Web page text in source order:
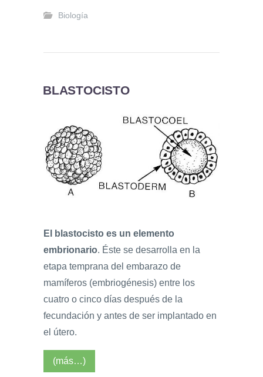
Biología
BLASTOCISTO
El blastocisto es un elemento
embrionario. Éste se desarrolla en la
etapa temprana del embarazo de
mamíferos (embriogénesis) entre los
cuatro o cinco días después de la
fecundación y antes de ser implantado en
el útero.
(más…)